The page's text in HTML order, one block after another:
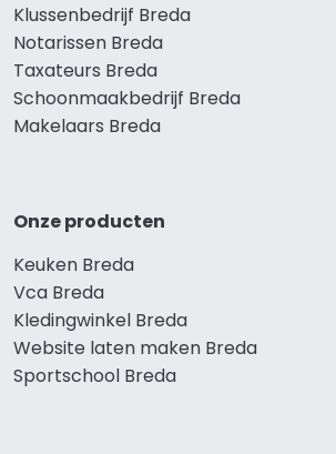
Klussenbedrijf Breda
Notarissen Breda
Taxateurs Breda
Schoonmaakbedrijf Breda
Makelaars Breda
Onze producten
Keuken Breda
Vca Breda
Kledingwinkel Breda
Website laten maken Breda
Sportschool Breda